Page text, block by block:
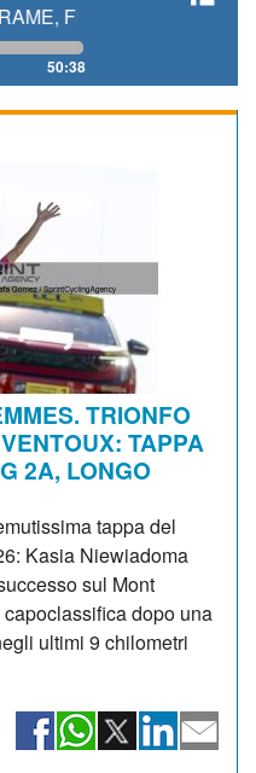
FIORELLI
50:38
TRIONFO
TAPPA
2A, LONGO
tappa del
Kasia Niewiadoma
sul Mont
dopo una
ultimi 9 chilometri